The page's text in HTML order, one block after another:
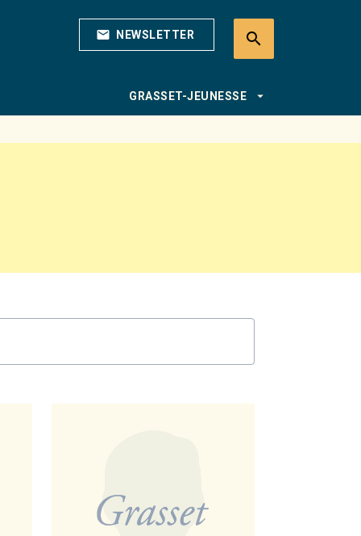
mail NEWSLETTER search
GRASSET-JEUNESSE arrow_drop_down